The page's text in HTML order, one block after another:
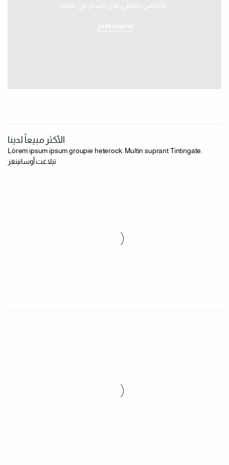
مجموعة المتجر
الأكثر مبيعاً لدينا
Lörem ipsum ipsum groupie heterock. Multin suprant Tintingate.
تيلاغت أوسانينغز